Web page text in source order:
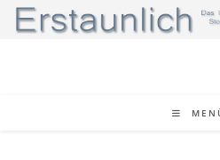
Zum
Inhalt